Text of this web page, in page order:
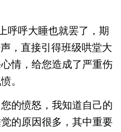
呼呼大睡也就罢了，期
，直接引得班级哄堂大
情，给您造成了严重伤
。
的愤怒，我知道自己的
的原因很多，其中重要